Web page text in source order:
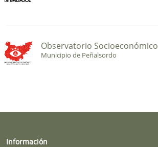
Observatorio Socioeconómico
Municipio de Peñalsordo
Información